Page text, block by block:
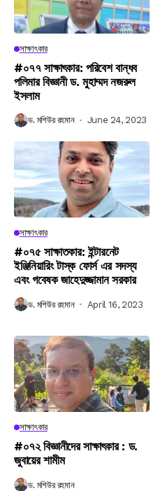
সাক্ষাৎকার
#০৭৭ সাক্ষাৎকার: পরিবেশ বান্ধব
পলিমার বিজ্ঞানী ড. মুহাম্মদ নজরুল
ইসলাম
ড. মশিউর রহমান June 24, 2023
সাক্ষাৎকার
#০৭৫ সাক্ষাতকার: ইন্টারনেট
ইঞ্জিনিয়ারিং টাস্ক ফোর্স এর সদস্য
এবং গবেষক জাহেদুজ্জামান সরকার
ড. মশিউর রহমান April 16, 2023
সাক্ষাৎকার
#০৭২ বিজ্ঞানীদের সাক্ষাৎকার : ড.
জুবায়ের শামীম
ড. মশিউর রহমান